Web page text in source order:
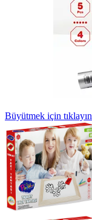
Büyütmek için tıklayın